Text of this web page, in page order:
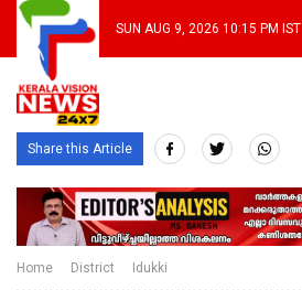
SUN AUG 9, 2026 10:15 PM IST
Share this Article
Home District Idukki